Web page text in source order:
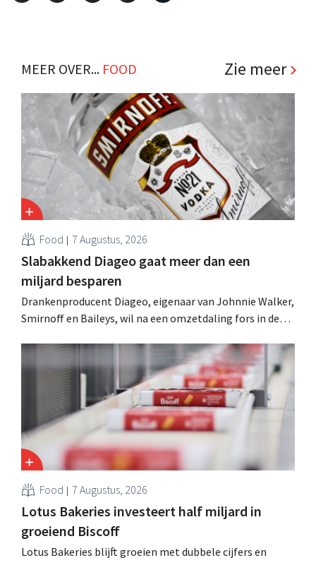
MEER OVER... FOOD Zie meer
Food 7 Augustus, 2026
Slabakkend Diageo gaat meer dan een
miljard besparen
Drankenproducent Diageo, eigenaar van Johnnie Walker,
Smirnoff en Baileys, wil na een omzetdaling fors in de
andere Guiness en voorgemixte cocktails.
Food 7 Augustus, 2026
Lotus Bakeries investeert half miljard in
groeiend Biscoff
Lotus Bakeries blijft groeien met dubbele cijfers en